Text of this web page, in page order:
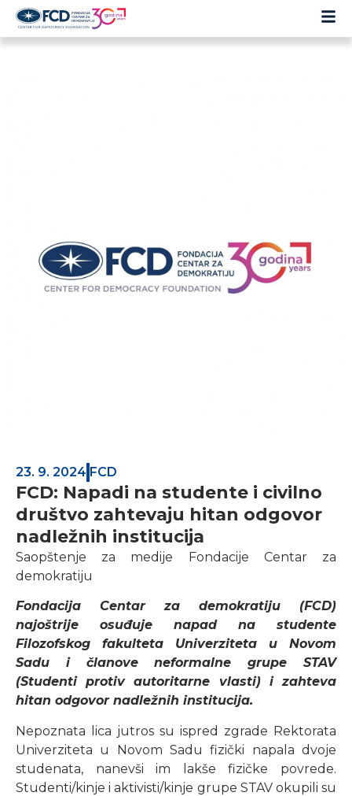
23. 9. 2024 FCD
FCD: Napadi na studente i civilno
društvo zahtevaju hitan odgovor
nadležnih institucija
Saopštenje za medije Fondacije Centar za
demokratiju
Fondacija Centar za demokratiju (FCD)
najoštrije osuđuje napad na studente
Filozofskog fakulteta Univerziteta u Novom
Sadu i članove neformalne grupe STAV
(Studenti protiv autoritarne vlasti) i zahteva
hitan odgovor nadležnih institucija.
Nepoznata lica jutros su ispred zgrade Rektorata
Univerziteta u Novom Sadu fizički napala dvoje
studenata, nanevši im lakše fizičke povrede.
Studenti/kinje i aktivisti/kinje grupe STAV okupili su